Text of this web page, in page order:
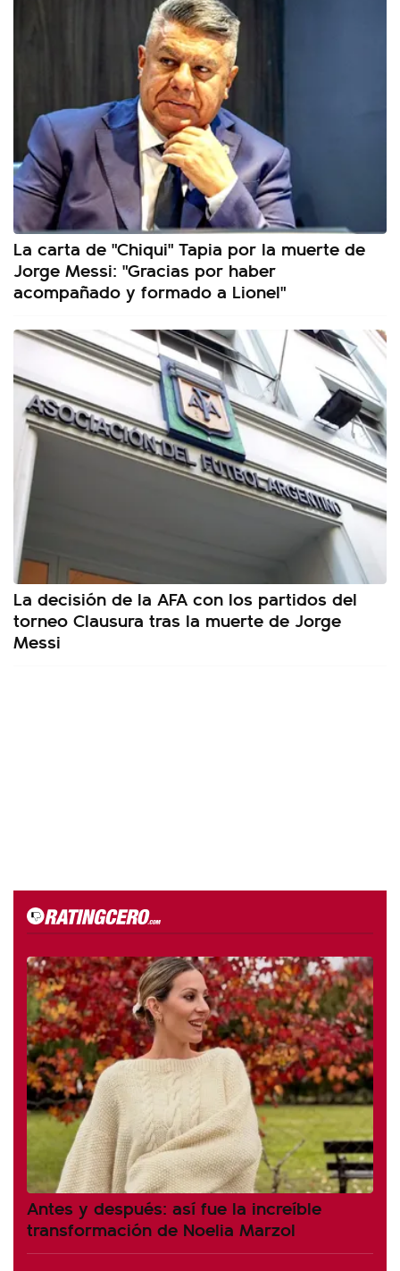
La carta de "Chiqui" Tapia por la muerte de
Jorge Messi: "Gracias por haber
acompañado y formado a Lionel"
La decisión de la AFA con los partidos del
torneo Clausura tras la muerte de Jorge
Messi
Antes y después: así fue la increíble
transformación de Noelia Marzol